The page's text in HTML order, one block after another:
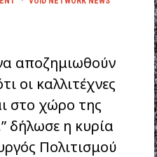
αποζημιωθούν
οι καλλιτέχνες
στο χώρο της
δήλωσε η κυρία
Πολιτισμού